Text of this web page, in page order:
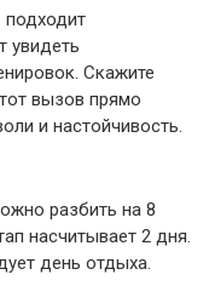
подходит
увидеть
Скажите
вызов прямо
и настойчивость.
разбить на 8
насчитывает 2 дня.
день отдыха.